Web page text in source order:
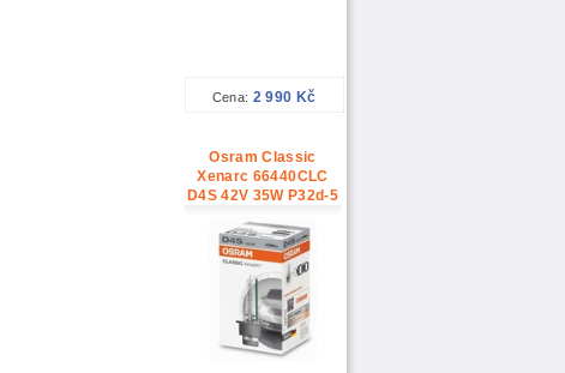
Cena: 2 990 Kč
Osram Classic
Xenarc 66440CLC
D4S 42V 35W P32d-5